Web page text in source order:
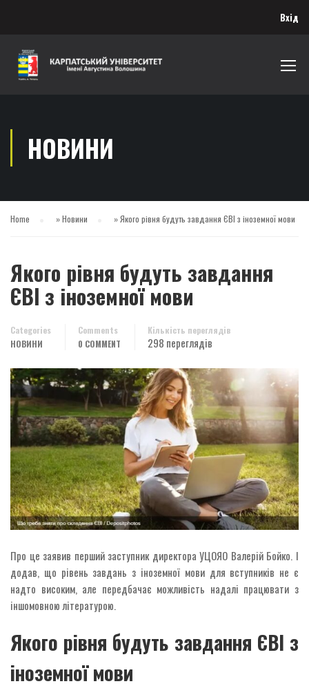
Вхід
НОВИНИ
Home »Новини »Якого рівня будуть завдання ЄВІ з іноземної мови
Якого рівня будуть завдання
ЄВІ з іноземної мови
Categories
НОВИНИ
Comments
0 COMMENT
Кількість переглядів
298 переглядів
Про це заявив перший заступник директора УЦОЯО Валерій Бойко. І
додав, що рівень завдань з іноземної мови для вступників не є
надто високим, але передбачає можливість надалі працювати з
іншомовною літературою.
Якого рівня будуть завдання ЄВІ з
іноземної мови